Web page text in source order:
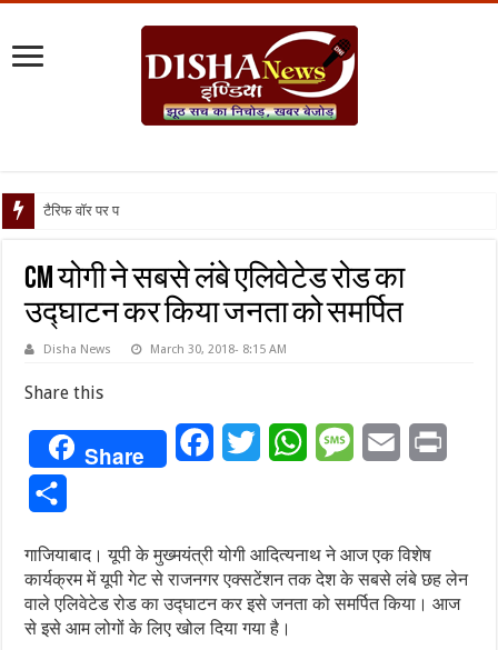
टैरिफ वॉर पर पिघली बर्फ, ट्रंप
CM योगी ने सबसे लंबे एलिवेटेड रोड का
उद्घाटन कर किया जनता को समर्पित
Disha News March 30, 2018- 8:15 AM
Share this
Share FacebookTwitterWhatsAppMessageEmail
गाजियाबाद। यूपी के मुख्मयंत्री योगी आदित्यनाथ ने आज एक विशेष
कार्यक्रम में यूपी गेट से राजनगर एक्सटेंशन तक देश के सबसे लंबे छह लेन
वाले एलिवेटेड रोड का उद्घाटन कर इसे जनता को समर्पित किया। आज
से इसे आम लोगों के लिए खोल दिया गया है।